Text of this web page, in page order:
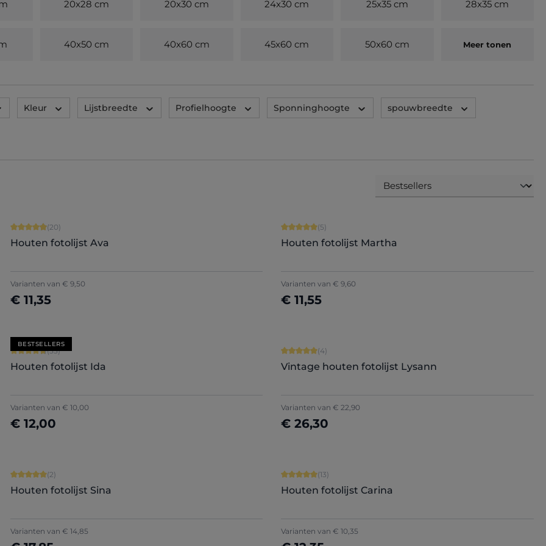
20x28 cm 20x30 cm 24x30 cm 25x35 cm 28x35 cm
40x50 cm 40x60 cm 45x60 cm 50x60 cm Meer tonen
Kleur Lijstbreedte Profielhoogte Sponninghoogte spouwbreedte
Gemiddelde waardering van 4.9 van 5 sterren
(20)
Houten fotolijst Ava
Varianten van € 9,50
€ 11,35
Nu configureren
Gemiddelde waardering van 5 van 5 sterren
(5)
Houten fotolijst Martha
Varianten van € 9,60
€ 11,55
Nu configureren
BESTSELLERS
Gemiddelde waardering van 4.79 van 5 sterren
(33)
Houten fotolijst Ida
Varianten van € 10,00
€ 12,00
Nu configureren
Gemiddelde waardering van 5 van 5 sterren
(4)
Vintage houten fotolijst Lysann
Varianten van € 22,90
€ 26,30
Nu configureren
Gemiddelde waardering van 5 van 5 sterren
(2)
Houten fotolijst Sina
Varianten van € 14,85
Gemiddelde waardering van 5 van 5 sterren
(13)
Houten fotolijst Carina
Varianten van € 10,35